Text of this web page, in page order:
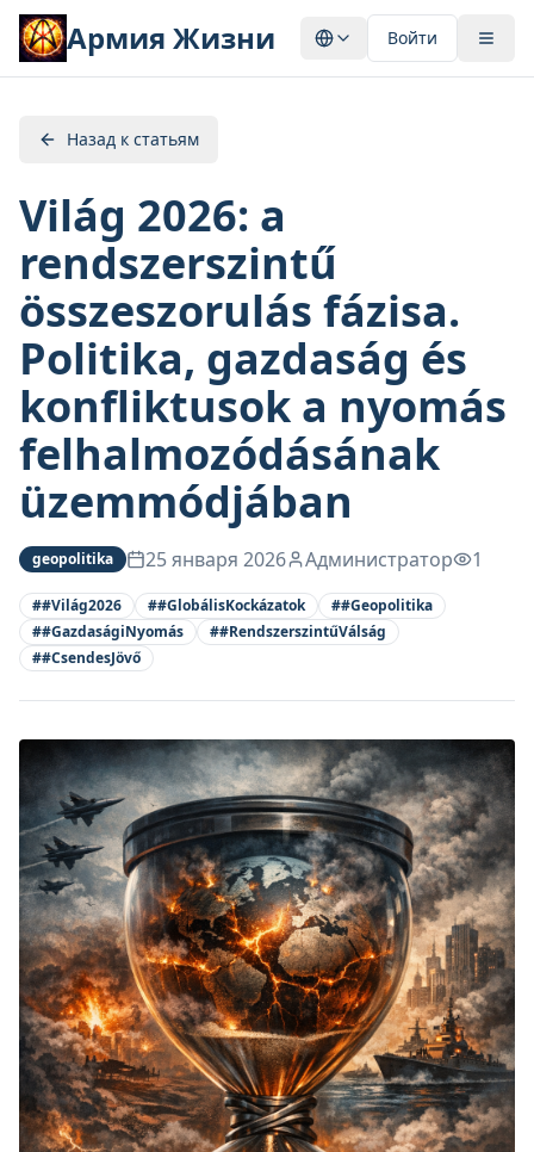
Армия Жизни Войти
Назад к статьям
Világ 2026: a
rendszerszintű
összeszorulás fázisa.
Politika, gazdaság és
konfliktusok a nyomás
felhalmozódásának
üzemmódjában
geopolitika 25 января 2026 Администратор 1
##Világ2026 ##GlobálisKockázatok ##Geopolitika
##GazdaságiNyomás ##RendszerszintűVálság
##CsendesJövő